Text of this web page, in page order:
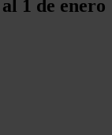
1 de enero